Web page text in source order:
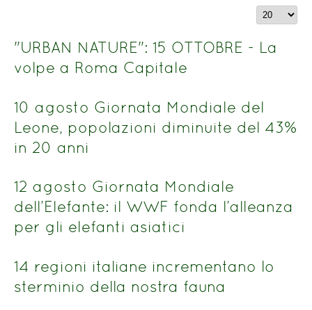
titolo
Visualizza
"URBAN NATURE": 15 OTTOBRE - La
volpe a Roma Capitale
10 agosto Giornata Mondiale del
Leone, popolazioni diminuite del 43%
in 20 anni
12 agosto Giornata Mondiale
dell’Elefante: il WWF fonda l’alleanza
per gli elefanti asiatici
14 regioni italiane incrementano lo
sterminio della nostra fauna